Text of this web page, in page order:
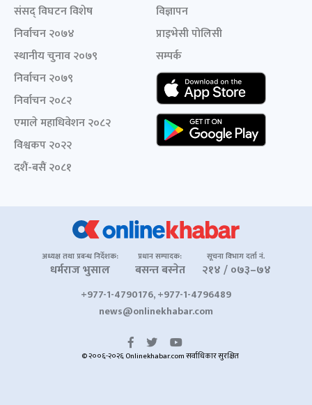
संसद् विघटन विशेष
निर्वाचन २०७४
स्थानीय चुनाव २०७९
निर्वाचन २०७९
निर्वाचन २०८२
एमाले महाधिवेशन २०८२
विश्वकप २०२२
दशैं-बसैं २०८१
विज्ञापन
प्राइभेसी पोलिसी
सम्पर्क
अध्यक्ष तथा प्रबन्ध निर्देशक:
धर्मराज भुसाल
प्रधान सम्पादक:
बसन्त बस्नेत
सूचना विभाग दर्ता नं.
२१४ / ०७३–७४
+977-1-4790176, +977-1-4796489
news@onlinekhabar.com
© २००६-२०२६ Onlinekhabar.com सर्वाधिकार सुरक्षित